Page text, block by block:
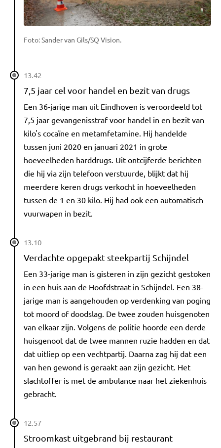
Foto: Sander van Gils/SQ Vision.
13.42
7,5 jaar cel voor handel en bezit van drugs
Een 36-jarige man uit Eindhoven is veroordeeld tot
7,5 jaar gevangenisstraf voor handel in en bezit van
kilo's cocaïne en metamfetamine. Hij handelde
tussen juni 2020 en januari 2021 in grote
hoeveelheden harddrugs. Uit ontcijferde berichten
die hij via zijn telefoon verstuurde, blijkt dat hij
meerdere keren drugs verkocht in hoeveelheden
tussen de 1 en 30 kilo. Hij had ook een automatisch
vuurwapen in bezit.
13.10
Verdachte opgepakt steekpartij Schijndel
Een 33-jarige man is gisteren in zijn gezicht gestoken
in een huis aan de Hoofdstraat in Schijndel. Een 38-
jarige man is aangehouden op verdenking van poging
tot moord of doodslag. De twee zouden huisgenoten
van elkaar zijn. Volgens de politie hoorde een derde
huisgenoot dat de twee mannen ruzie hadden en dat
dat uitliep op een vechtpartij. Daarna zag hij dat een
van hen gewond is geraakt aan zijn gezicht. Het
slachtoffer is met de ambulance naar het ziekenhuis
gebracht.
12.57
Stroomkast uitgebrand bij restaurant